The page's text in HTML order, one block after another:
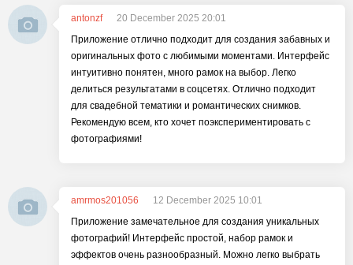
antonzf
20 December 2025 20:01
Приложение отлично подходит для создания забавных и
оригинальных фото с любимыми моментами. Интерфейс
интуитивно понятен, много рамок на выбор. Легко
делиться результатами в соцсетях. Отлично подходит
для свадебной тематики и романтических снимков.
Рекомендую всем, кто хочет поэкспериментировать с
фотографиями!
amrmos201056
12 December 2025 10:01
Приложение замечательное для создания уникальных
фотографий! Интерфейс простой, набор рамок и
эффектов очень разнообразный. Можно легко выбрать